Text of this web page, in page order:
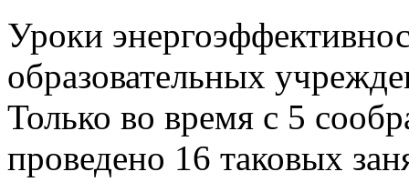
Уроки
образовательных
Только во время с 5
проведено 16 таковых